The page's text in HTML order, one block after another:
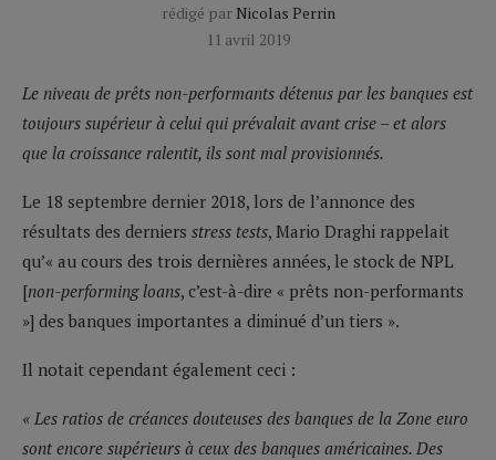
rédigé par Nicolas Perrin
11 avril 2019
Le niveau de prêts non-performants détenus par les banques est
toujours supérieur à celui qui prévalait avant crise – et alors
que la croissance ralentit, ils sont mal provisionnés.
Le 18 septembre dernier 2018, lors de l’annonce des
résultats des derniers stress tests, Mario Draghi rappelait
qu’« au cours des trois dernières années, le stock de NPL
[non-performing loans, c’est-à-dire « prêts non-performants
»] des banques importantes a diminué d’un tiers ».
Il notait cependant également ceci :
« Les ratios de créances douteuses des banques de la Zone euro
sont encore supérieurs à ceux des banques américaines. Des